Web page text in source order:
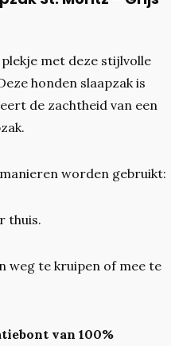
met deze stijlvolle
honden slaapzak is
de zachtheid van een
worden gebruikt:
thuis.
weg te kruipen of mee te
van 100%